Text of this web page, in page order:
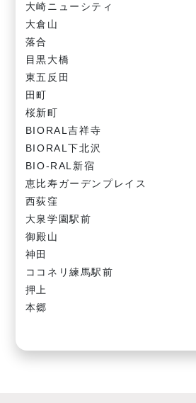
大崎ニューシティ
大倉山
落合
目黒大橋
東五反田
田町
桜新町
BIORAL吉祥寺
BIORAL下北沢
BIO-RAL新宿
恵比寿ガーデンプレイス
西荻窪
大泉学園駅前
御殿山
神田
ココネリ練馬駅前
押上
本郷